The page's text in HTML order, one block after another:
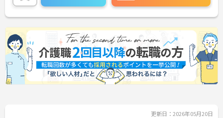
ご興味のある方は、面接のポイントをお伝えします
のでご連絡ください！
更新日：2026年05月20日